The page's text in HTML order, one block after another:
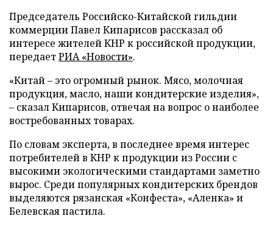
Председатель Российско-Китайской гильдии
коммерции Павел Кипарисов рассказал об
интересе жителей КНР к российской продукции,
передаетРИА «Новости».
«Китай – это огромный рынок. Мясо, молочная
продукция, масло, наши кондитерские изделия»,
– сказал Кипарисов, отвечая на вопрос о наиболее
востребованных товарах.
По словам эксперта, в последнее время интерес
потребителей в КНР к продукции из России с
высокими экологическими стандартами заметно
вырос. Среди популярных кондитерских брендов
выделяются рязанская «Конфеста», «Аленка» и
Белевская пастила.